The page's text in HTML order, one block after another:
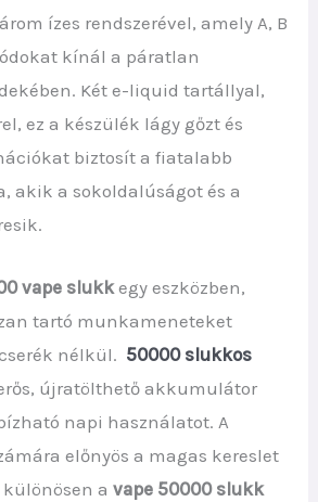
ízes rendszerével, amely A, B
kínál a páratlan
Két e-liquid tartállyal,
ez a készülék lágy gőzt és
biztosít a fiatalabb
akik a sokoldalúságot és a
vape slukkegy eszközben,
tartó munkameneteket
nélkül. 50000 slukkos
újratölthető akkumulátor
napi használatot. A
előnyös a magas kereslet
különösen avape 50000 slukk